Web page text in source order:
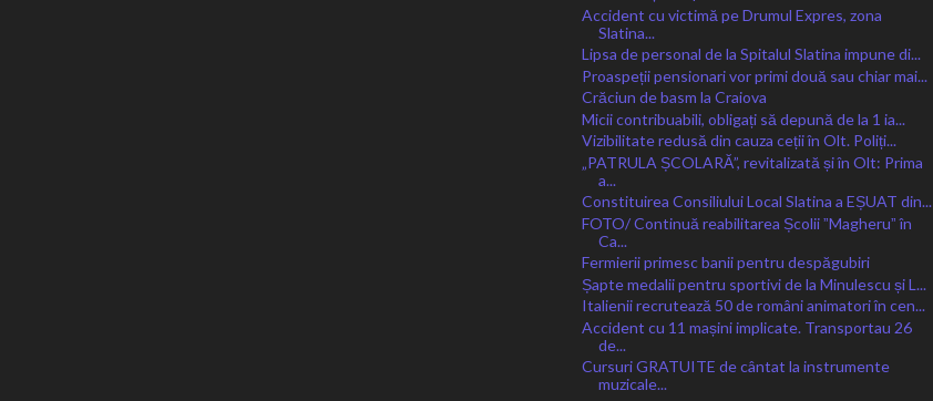
Accident cu victimă pe Drumul Expres, zona
Slatina...
Lipsa de personal de la Spitalul Slatina impune di...
Proaspeții pensionari vor primi două sau chiar mai...
Crăciun de basm la Craiova
Micii contribuabili, obligați să depună de la 1 ia...
Vizibilitate redusă din cauza ceții în Olt. Poliți...
„PATRULA ȘCOLARĂ”, revitalizată și în Olt: Prima
a...
Constituirea Consiliului Local Slatina a EȘUAT din...
FOTO/ Continuă reabilitarea Școlii ˮMagheruˮ în
Ca...
Fermierii primesc banii pentru despăgubiri
Șapte medalii pentru sportivi de la Minulescu și L...
Italienii recrutează 50 de români animatori în cen...
Accident cu 11 mașini implicate. Transportau 26
de...
Cursuri GRATUITE de cântat la instrumente
muzicale...